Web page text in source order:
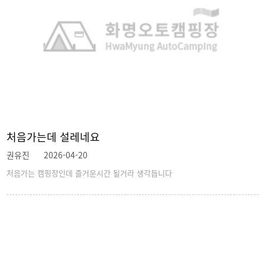
처음가는데 설레네요
권유진 2026-04-20
처음가는 캠핑장인데 즐거운시간 될거라 생각듭니다